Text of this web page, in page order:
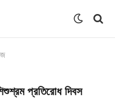
প্রতিরোধ দিবস